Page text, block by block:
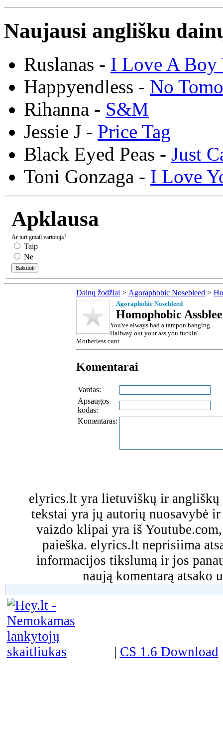
Naujausi anglišku
Ruslanas - I Love A Boy
Happyendless - No
Rihanna - S&M
Jessie J - Price Tag
Black Eyed Peas - Just
Toni Gonzaga - I Love
Apklausa
Ar turi gmail vartotoja?
Taip
Ne
Dainų žodžiai > Agoraphobic Nosebleed >
Agoraphobic Nosebleed
Homophobic
You've always had a tampon hanging
Halfway out your ass you fuckin'
Motherless cunt.
Komentarai
Vardas:
Apsaugos
kodas:
Komentaras:
elyrics.lt yra lietuviškų ir angliškų
tekstai yra jų autorių nuosavybė
vaizdo klipai yra iš
paieška. elyrics.lt neprisiima
informacijos tikslumą ir jos
naują komentarą atsako
| CS 1.6 Download